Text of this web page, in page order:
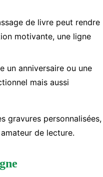
de livre peut rendre
motivante, une ligne
un anniversaire ou une
mais aussi
gravures personnalisées,
de lecture.